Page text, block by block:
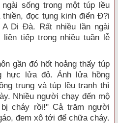
sống trong một túp lều
đọc tụng kinh điển Ð?i
Di Ðà. Rất nhiều lần ngài
liên tiếp trong nhiều tuần lễ
gần đó hốt hoảng thấy túp
hực lửa đỏ. Ánh lửa hồng
trung và túp lều tranh thì
Nhiều người chạy đến mộ
cháy rồi!" Cả trăm người
đem xô tới để chữa cháy.